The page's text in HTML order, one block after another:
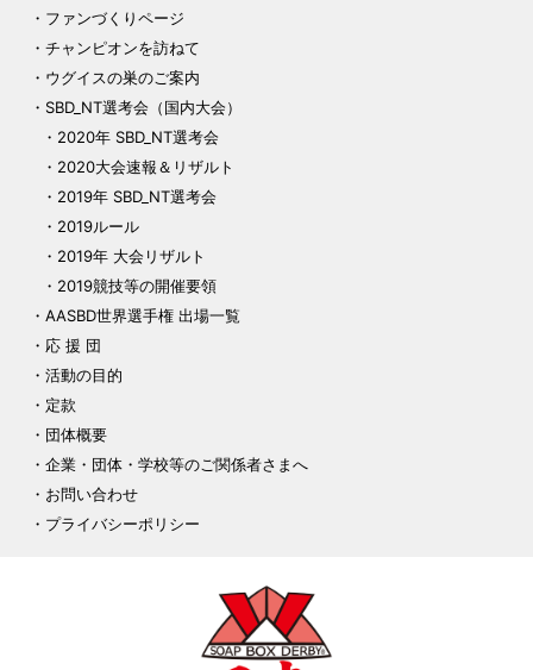
ファンづくりページ
チャンピオンを訪ねて
ウグイスの巣のご案内
SBD_NT選考会（国内大会）
2020年 SBD_NT選考会
2020大会速報＆リザルト
2019年 SBD_NT選考会
2019ルール
2019年 大会リザルト
2019競技等の開催要領
AASBD世界選手権 出場一覧
応 援 団
活動の目的
定款
団体概要
企業・団体・学校等のご関係者さまへ
お問い合わせ
プライバシーポリシー